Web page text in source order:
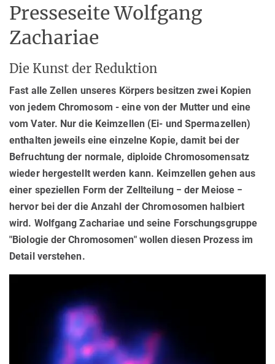
Presseseite Wolfgang
Zachariae
Die Kunst der Reduktion
Fast alle Zellen unseres Körpers besitzen zwei Kopien
von jedem Chromosom - eine von der Mutter und eine
vom Vater. Nur die Keimzellen (Ei- und Spermazellen)
enthalten jeweils eine einzelne Kopie, damit bei der
Befruchtung der normale, diploide Chromosomensatz
wieder hergestellt werden kann. Keimzellen gehen aus
einer speziellen Form der Zellteilung − der Meiose −
hervor bei der die Anzahl der Chromosomen halbiert
wird. Wolfgang Zachariae und seine Forschungsgruppe
"Biologie der Chromosomen" wollen diesen Prozess im
Detail verstehen.